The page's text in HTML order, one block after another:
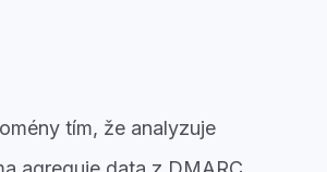
tím, že analyzuje